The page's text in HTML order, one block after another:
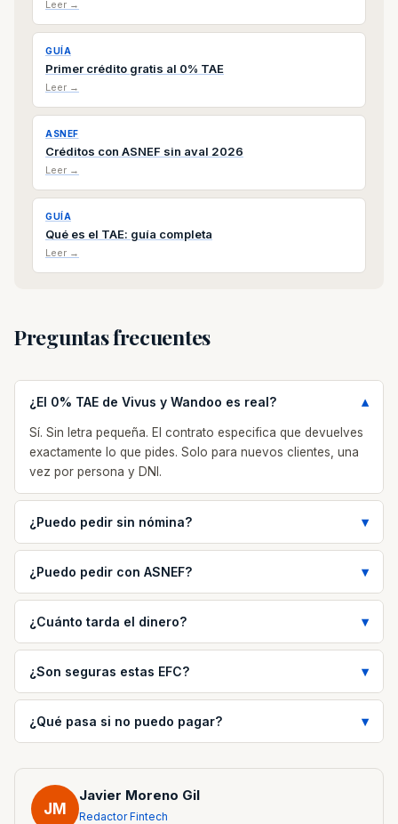
Leer →
GUÍA
Primer crédito gratis al 0% TAE
Leer →
ASNEF
Créditos con ASNEF sin aval 2026
Leer →
GUÍA
Qué es el TAE: guía completa
Leer →
Preguntas frecuentes
¿El 0% TAE de Vivus y Wandoo es real?
Sí. Sin letra pequeña. El contrato especifica que devuelves
exactamente lo que pides. Solo para nuevos clientes, una
vez por persona y DNI.
¿Puedo pedir sin nómina?
¿Puedo pedir con ASNEF?
¿Cuánto tarda el dinero?
¿Son seguras estas EFC?
¿Qué pasa si no puedo pagar?
JM
Javier Moreno Gil
Redactor Fintech